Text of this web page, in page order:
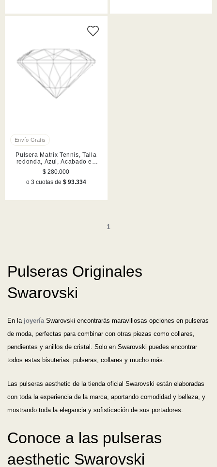
Pulsera Matrix Tennis, Talla
redonda, Azul, Acabado en
rodio
$ 280.000
o 3 cuotas de $ 93.334
1
Pulseras Originales
Swarovski
En la joyeríaSwarovski encontrarás maravillosas opciones en pulseras
de moda, perfectas para combinar con otras piezas como collares,
pendientes y anillos de cristal. Solo en Swarovski puedes encontrar
todos estas bisuterias: pulseras, collares y mucho más.
Las pulseras aesthetic de la tienda oficial Swarovski están elaboradas
con toda la experiencia de la marca, aportando comodidad y belleza, y
mostrando toda la elegancia y sofisticación de sus portadores.
Conoce a las pulseras
aesthetic Swarovski